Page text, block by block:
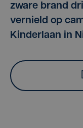
zware brand
vernield op
Kinderlaan in